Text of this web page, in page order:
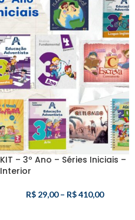
KIT – 3º Ano – Séries Iniciais –
Interior
R$29,00 – R$410,00